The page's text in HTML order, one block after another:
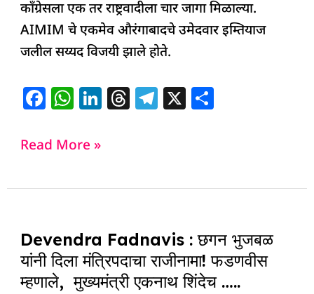
काँग्रेसला एक तर राष्ट्रवादीला चार जागा मिळाल्या.
AIMIM चे एकमेव औरंगाबादचे उमेदवार इम्तियाज
जलील सय्यद विजयी झाले होते.
F
c
b
o
k
W
at
A
p
Li
dI
T
d
T
ra
X
Read More »
Devendra Fadnavis : छगन भुजबळ
यांनी दिला मंत्रिपदाचा राजीनामा! फडणवीस
म्हणाले, मुख्यमंत्री एकनाथ शिंदेच …..
Fadnavis
:
छगन